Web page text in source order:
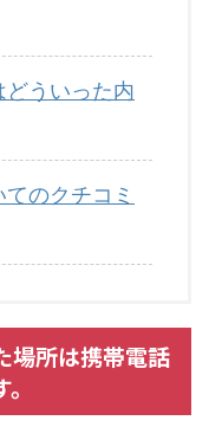
ういった内
のクチコミ
場所は携帯電話